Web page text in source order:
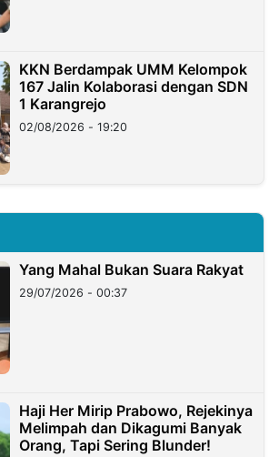
KKN Berdampak UMM Kelompok
167 Jalin Kolaborasi dengan SDN
1 Karangrejo
02/08/2026 - 19:20
Yang Mahal Bukan Suara Rakyat
29/07/2026 - 00:37
Haji Her Mirip Prabowo, Rejekinya
Melimpah dan Dikagumi Banyak
Orang, Tapi Sering Blunder!